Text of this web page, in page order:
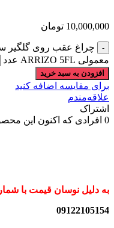
10,000,000 تومان
معمولی ARRIZO 5FL عدد
افزودن به سبد خرید
برای مقایسه اضافه کنید
علاقه‌مندم
اشتراک
0 افرادی که اکنون این
به دلیل نوسان قیمت با
09122105154